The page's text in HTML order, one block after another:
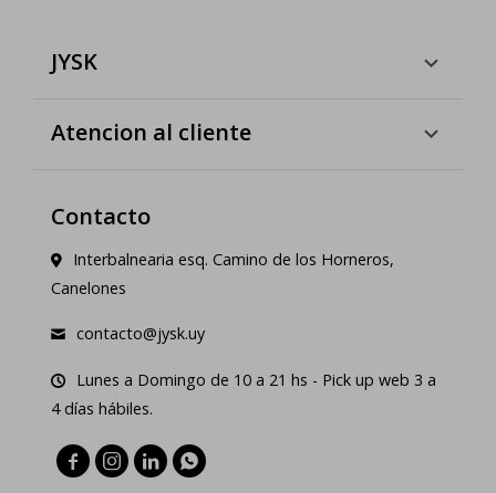
JYSK
Atencion al cliente
Contacto
Interbalnearia esq. Camino de los Horneros,
Canelones
contacto@jysk.uy
Lunes a Domingo de 10 a 21 hs - Pick up web 3 a
4 días hábiles.
   